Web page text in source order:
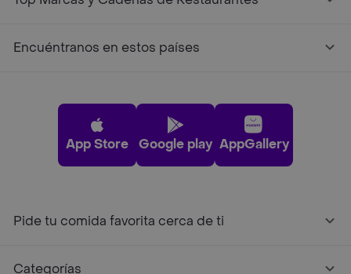
Encuéntranos en estos países
App Store Google play AppGallery
Pide tu comida favorita cerca de ti
Categorías